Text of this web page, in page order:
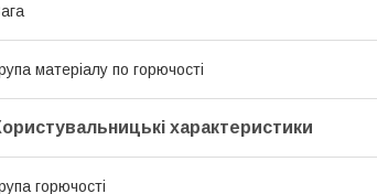
матеріалу по горючості
характеристики
горючості